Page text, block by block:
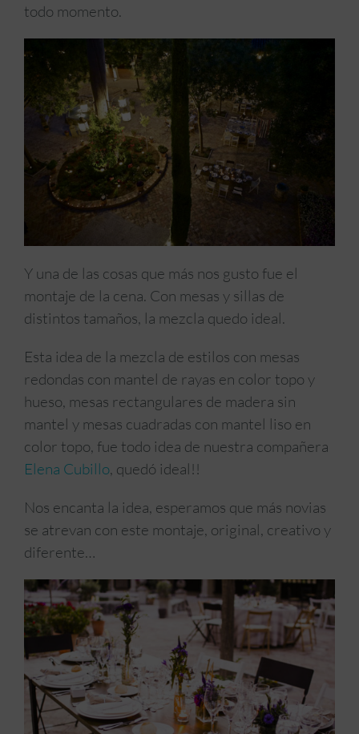
todo momento.
Y una de las cosas que más nos gusto fue el
montaje de la cena. Con mesas y sillas de
distintos tamaños, la mezcla quedo ideal.
Esta idea de la mezcla de estilos con mesas
redondas con mantel de rayas en color topo y
hueso, mesas rectangulares de madera sin
mantel y mesas cuadradas con mantel liso en
color topo, fue todo idea de nuestra compañera
Elena Cubillo, quedó ideal!!
Nos encanta la idea, esperamos que más novias
se atrevan con este montaje, original, creativo y
diferente…